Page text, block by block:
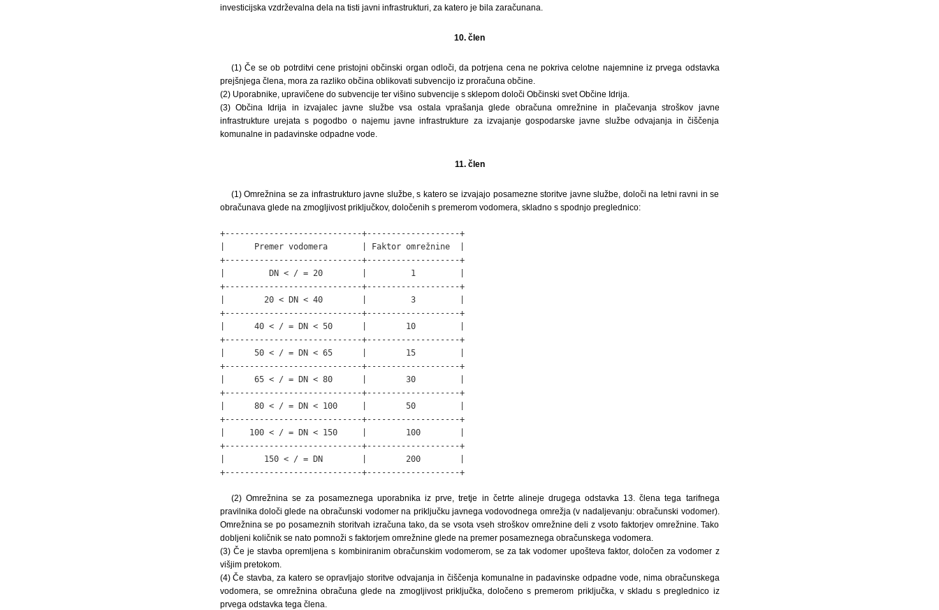
investicijska vzdrževalna dela na tisti javni infrastrukturi, za katero je bila zaračunana.
10. člen
(1) Če se ob potrditvi cene pristojni občinski organ odloči, da potrjena cena ne pokriva celotne najemnine iz prvega odstavka
prejšnjega člena, mora za razliko občina oblikovati subvencijo iz proračuna občine.
(2) Uporabnike, upravičene do subvencije ter višino subvencije s sklepom določi Občinski svet Občine Idrija.
(3) Občina Idrija in izvajalec javne službe vsa ostala vprašanja glede obračuna omrežnine in plačevanja stroškov javne
infrastrukture urejata s pogodbo o najemu javne infrastrukture za izvajanje gospodarske javne službe odvajanja in čiščenja
komunalne in padavinske odpadne vode.
11. člen
(1) Omrežnina se za infrastrukturo javne službe, s katero se izvajajo posamezne storitve javne službe, določi na letni ravni in se
obračunava glede na zmogljivost priključkov, določenih s premerom vodomera, skladno s spodnjo preglednico:
+----------------------------+-------------------+
|      Premer vodomera       | Faktor omrežnine  |
+----------------------------+-------------------+
|         DN < / = 20        |         1         |
+----------------------------+-------------------+
|        20 < DN < 40        |         3         |
+----------------------------+-------------------+
|      40 < / = DN < 50      |        10         |
+----------------------------+-------------------+
|      50 < / = DN < 65      |        15         |
+----------------------------+-------------------+
|      65 < / = DN < 80      |        30         |
+----------------------------+-------------------+
|      80 < / = DN < 100     |        50         |
+----------------------------+-------------------+
|     100 < / = DN < 150     |        100        |
+----------------------------+-------------------+
|        150 < / = DN        |        200        |
+----------------------------+-------------------+
(2) Omrežnina se za posameznega uporabnika iz prve, tretje in četrte alineje drugega odstavka 13. člena tega tarifnega
pravilnika določi glede na obračunski vodomer na priključku javnega vodovodnega omrežja (v nadaljevanju: obračunski vodomer).
Omrežnina se po posameznih storitvah izračuna tako, da se vsota vseh stroškov omrežnine deli z vsoto faktorjev omrežnine. Tako
dobljeni količnik se nato pomnoži s faktorjem omrežnine glede na premer posameznega obračunskega vodomera.
(3) Če je stavba opremljena s kombiniranim obračunskim vodomerom, se za tak vodomer upošteva faktor, določen za vodomer z
višjim pretokom.
(4) Če stavba, za katero se opravljajo storitve odvajanja in čiščenja komunalne in padavinske odpadne vode, nima obračunskega
vodomera, se omrežnina obračuna glede na zmogljivost priključka, določeno s premerom priključka, v skladu s preglednico iz
prvega odstavka tega člena.